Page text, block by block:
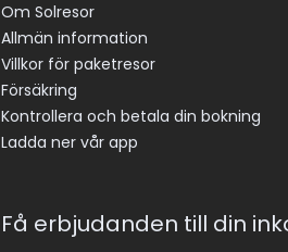
Om Solresor
Allmän information
Villkor för paketresor
Försäkring
Kontrollera och betala din bokning
Ladda ner vår app
Få erbjudanden till din